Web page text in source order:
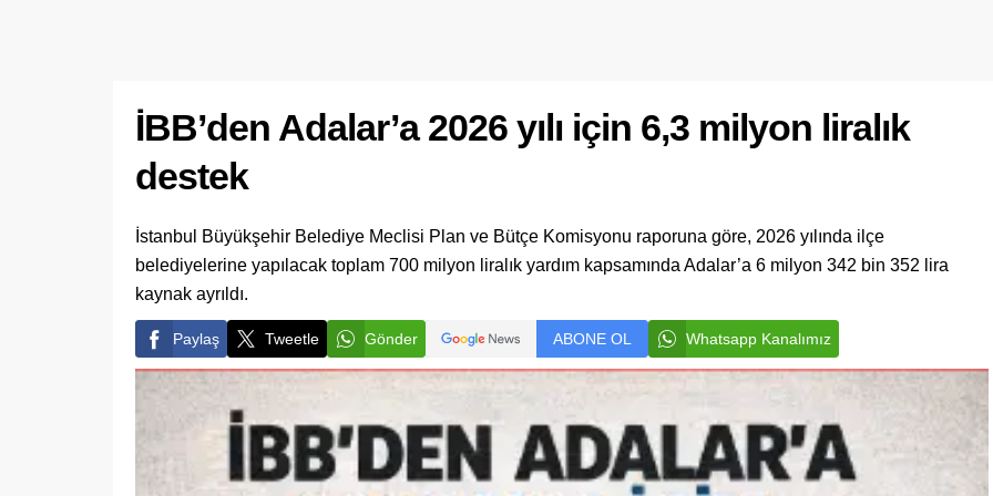
İBB’den Adalar’a 2026 yılı için 6,3 milyon liralık
destek
İstanbul Büyükşehir Belediye Meclisi Plan ve Bütçe Komisyonu raporuna göre, 2026 yılında ilçe
belediyelerine yapılacak toplam 700 milyon liralık yardım kapsamında Adalar’a 6 milyon 342 bin 352 lira
kaynak ayrıldı.
Paylaş Tweetle Gönder ABONE OL Whatsapp Kanalımız